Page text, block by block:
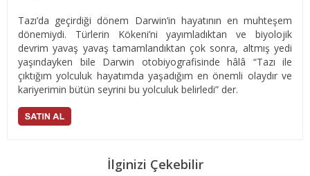
Tazı’da geçirdiği dönem Darwin’in hayatının en muhteşem
dönemiydi. Türlerin Kökeni’ni yayımladıktan ve biyolojik
devrim yavaş yavaş tamamlandıktan çok sonra, altmış yedi
yaşındayken bile Darwin otobiyografisinde hâlâ “Tazı ile
çıktığım yolculuk hayatımda yaşadığım en önemli olaydır ve
kariyerimin bütün seyrini bu yolculuk belirledi” der.
İlginizi Çekebilir